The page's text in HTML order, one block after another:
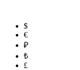
$
€
₽
₺
£